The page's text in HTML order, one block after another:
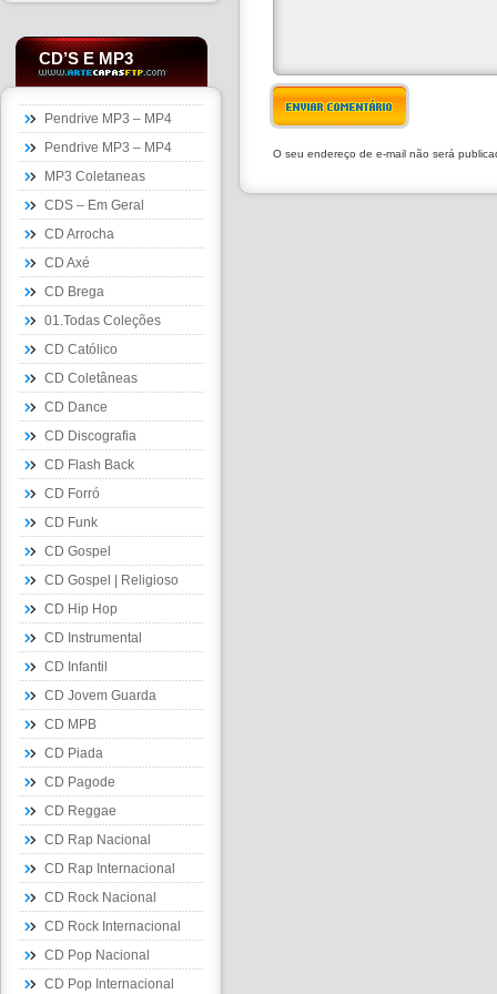
CD’S E MP3
Pendrive MP3 – MP4
Pendrive MP3 – MP4
MP3 Coletaneas
CDS – Em Geral
CD Arrocha
CD Axé
CD Brega
01.Todas Coleções
CD Católico
CD Coletâneas
CD Dance
CD Discografia
CD Flash Back
CD Forró
CD Funk
CD Gospel
CD Gospel | Religioso
CD Hip Hop
CD Instrumental
CD Infantil
CD Jovem Guarda
CD MPB
CD Piada
CD Pagode
CD Reggae
CD Rap Nacional
CD Rap Internacional
CD Rock Nacional
CD Rock Internacional
CD Pop Nacional
CD Pop Internacional
ENVIAR COMENTÁRIO
O seu endereço de e-mail não será